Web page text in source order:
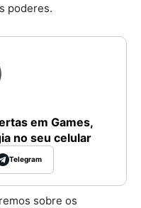
poderes.
em Games,
no seu celular
Telegram
sobre os